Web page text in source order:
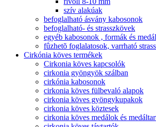
szív alakúak
befoglalható ásvány kabosonok
befoglalható- és strasszkövek
egyéb kabosonok , formák és
fûzhetõ foglalatosok, varrható
Cirkónia köves termékek
Cirkonia köves kapcsolók
cirkonia gyöngyök szálban
cirkónia kabosonok
cirkonia köves fülbevaló alapok
cirkonia köves gyöngykupakok
cirkonia köves köztesek
cirkonia köves medálok és